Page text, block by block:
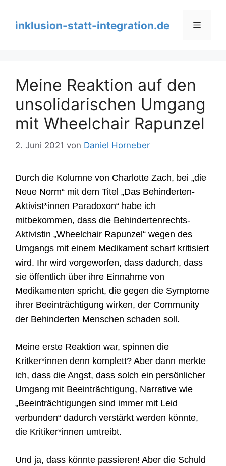
springeninklusion-statt-integration.de Menü
Meine Reaktion auf den
unsolidarischen Umgang
mit Wheelchair Rapunzel
2. Juni 2021 von Daniel Horneber
Durch die Kolumne von Charlotte Zach, bei „die
Neue Norm“ mit dem Titel „Das Behinderten-
Aktivist*innen Paradoxon“ habe ich
mitbekommen, dass die Behindertenrechts-
Aktivistin „Wheelchair Rapunzel“ wegen des
Umgangs mit einem Medikament scharf kritisiert
wird. Ihr wird vorgeworfen, dass dadurch, dass
sie öffentlich über ihre Einnahme von
Medikamenten spricht, die gegen die Symptome
ihrer Beeinträchtigung wirken, der Community
der Behinderten Menschen schaden soll.
Meine erste Reaktion war, spinnen die
Kritker*innen denn komplett? Aber dann merkte
ich, dass die Angst, dass solch ein persönlicher
Umgang mit Beeinträchtigung, Narrative wie
„Beeinträchtigungen sind immer mit Leid
verbunden“ dadurch verstärkt werden könnte,
die Kritiker*innen umtreibt.
Und ja, dass könnte passieren! Aber die Schuld